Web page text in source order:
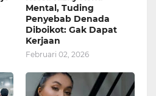
Mental, Tuding
Penyebab Denada
Diboikot: Gak Dapat
Kerjaan
Februari 02, 2026